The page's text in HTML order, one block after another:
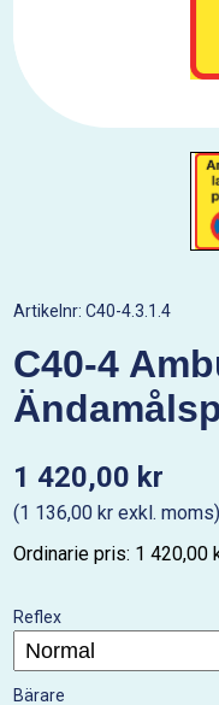
Artikelnr:C40-4.3.1.4
C40-4
1 420,00 kr
(1 136,00 kr exkl. moms)
Ordinarie pris: 1 420,00
Reflex
Bärare